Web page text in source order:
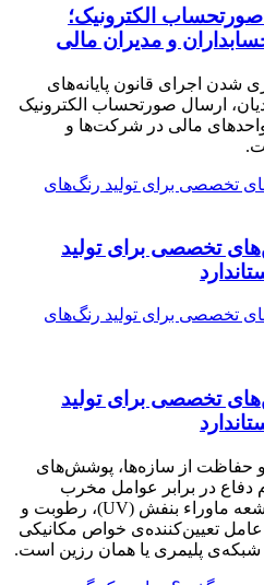
الکترونیک؛
و مدیران مالی
شدن اجرای قانون پایانه‌های
ارسال صورتحساب الکترونیک
مالی در شرکت‌ها و
تخصصی برای تولید
تخصصی برای تولید
حفاظت از سازه‌ها، پوشش‌های
در برابر عوامل مخرب
محیطی مانند خوردگی، اشعه ماوراء بنفش (UV)، رطوبت و
تعیین‌کننده‌ی خواص مکانیکی
شبکه‌ی پلیمری یا همان رزین است.